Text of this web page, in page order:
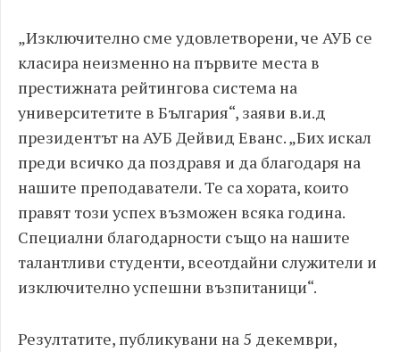
„Изключително сме удовлетворени, че АУБ се
класира неизменно на първите места в
престижната рейтингова система на
университетите в България“, заяви в.и.д
президентът на АУБ Дейвид Еванс. „Бих искал
преди всичко да поздравя и да благодаря на
нашите преподаватели. Те са хората, които
правят този успех възможен всяка година.
Специални благодарности също на нашите
талантливи студенти, всеотдайни служители и
изключително успешни възпитаници“.
Резултатите, публикувани на 5 декември,